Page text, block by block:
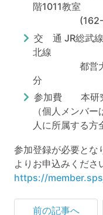
階1011教室
(162-8601
交 通 JR総武線
北線
都営大江戸
分
参加費 本研
（個人メンバ
人に所属する方
参加登録が必要とな
よりお申込みくださ
https://
前の記事へ